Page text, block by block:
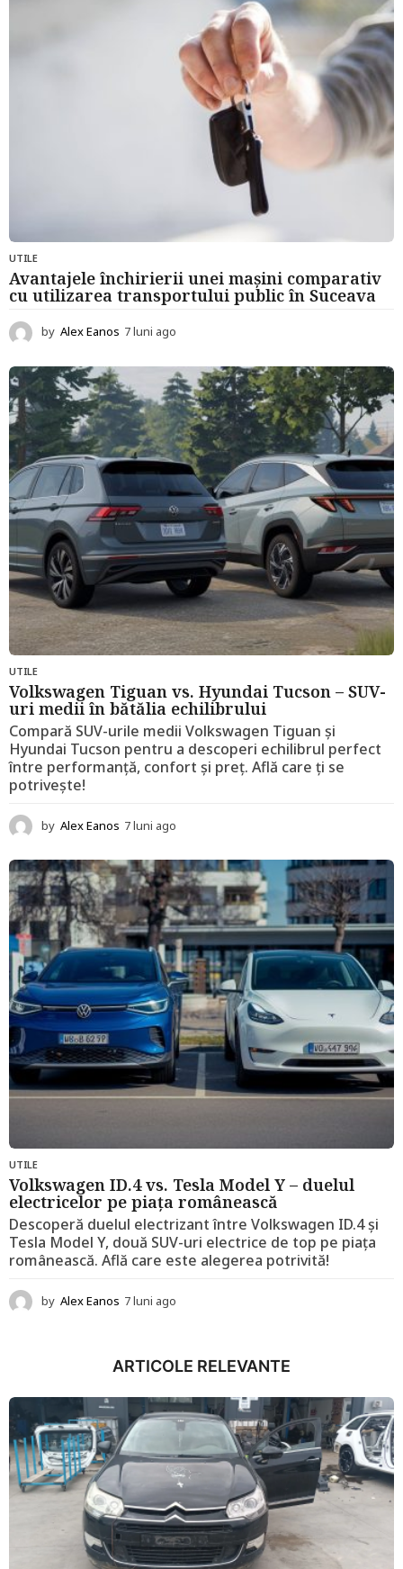
UTILE
Avantajele închirierii unei mașini comparativ
cu utilizarea transportului public în Suceava
by Alex Eanos 7 luni ago
u
n
i
a
g
o
UTILE
Volkswagen Tiguan vs. Hyundai Tucson – SUV-
uri medii în bătălia echilibrului
Compară SUV-urile medii Volkswagen Tiguan și
Hyundai Tucson pentru a descoperi echilibrul perfect
între performanță, confort și preț. Află care ți se
potrivește!
by Alex Eanos 7 luni ago
l
u
n
i
a
g
o
UTILE
Volkswagen ID.4 vs. Tesla Model Y – duelul
electricelor pe piața românească
Descoperă duelul electrizant între Volkswagen ID.4 și
Tesla Model Y, două SUV-uri electrice de top pe piața
românească. Află care este alegerea potrivită!
by Alex Eanos 7 luni ago
n
a
g
o
ARTICOLE RELEVANTE